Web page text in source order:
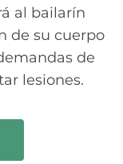
al bailarín
de su cuerpo
de
lesiones.